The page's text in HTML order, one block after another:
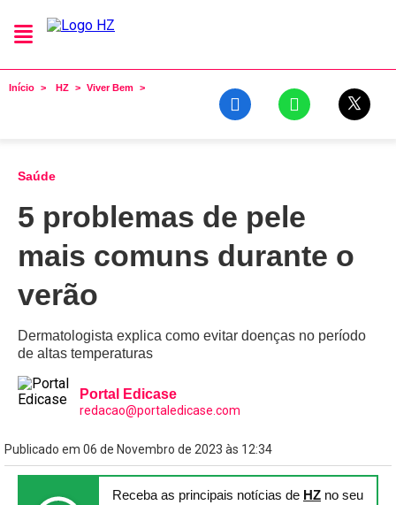
Início HZ Viver Bem
Saúde
5 problemas de pele
mais comuns durante o
verão
Dermatologista explica como evitar doenças no período
de altas temperaturas
Portal Edicase
redacao@portaledicase.com
Publicado em 06 de Novembro de 2023 às 12:34
Receba as principais notícias de HZ no seu